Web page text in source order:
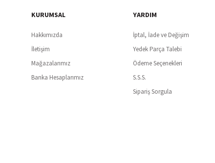
verilir
256Bit SSl sertifikası ve 3D ödeme ile bilgileriniz güvende
hizmet anlayışı
KURUMSAL
Hakkımızda
İletişim
Mağazalarımız
Banka Hesaplarımız
YARDIM
İptal, İade ve Değişim
Yedek Parça Talebi
Ödeme Seçenekleri
S.S.S.
Sipariş Sorgula